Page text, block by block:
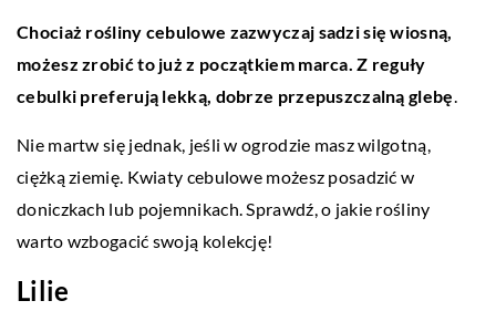
Chociaż rośliny cebulowe zazwyczaj sadzi się wiosną,
możesz zrobić to już z początkiem marca. Z reguły
cebulki preferują lekką, dobrze przepuszczalną glebę.
Nie martw się jednak, jeśli w ogrodzie masz wilgotną,
ciężką ziemię. Kwiaty cebulowe możesz posadzić w
doniczkach lub pojemnikach. Sprawdź, o jakie rośliny
warto wzbogacić swoją kolekcję!
Lilie